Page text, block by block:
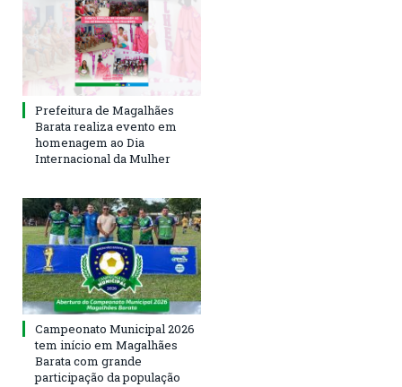
Prefeitura de Magalhães
Barata realiza evento em
homenagem ao Dia
Internacional da Mulher
Campeonato Municipal 2026
tem início em Magalhães
Barata com grande
participação da população